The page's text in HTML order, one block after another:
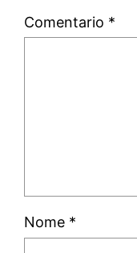
Comentario *
Nome *